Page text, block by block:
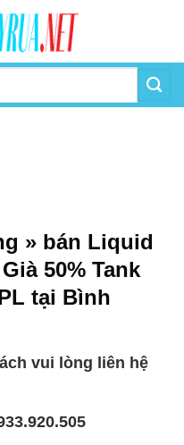
» bán Liquid
50% Tank
tại Bình
vui lòng liên hệ